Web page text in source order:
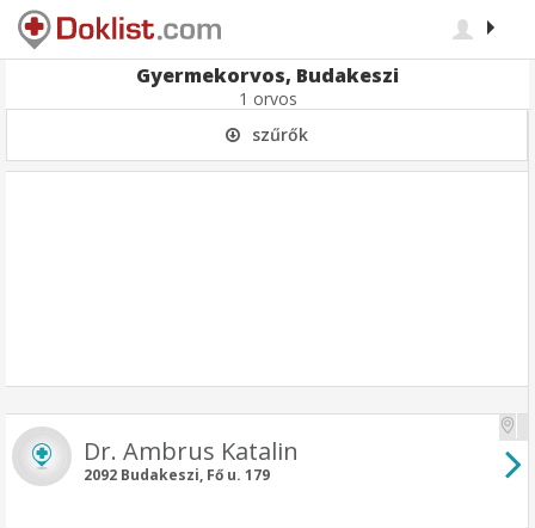
Gyermekorvos, Budakeszi
1 orvos
szűrők
Dr. Ambrus Katalin
2092 Budakeszi, Fő u. 179